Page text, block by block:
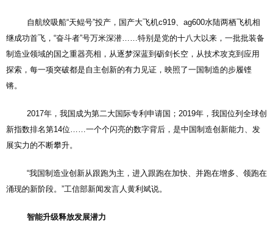
自航绞吸船“天鲲号”投产，国产大飞机c919、ag600水陆两栖飞机相
继成功首飞，“奋斗者”号万米深潜……特别是党的十八大以来，一批批装备
制造业领域的国之重器亮相，从逐梦深蓝到砺剑长空，从技术攻克到应用
探索，每一项突破都是自主创新的有力见证，映照了一国制造的步履铿
锵。
2017年，我国成为第二大国际专利申请国；2019年，我国位列全球创
新指数排名第14位……一个个闪亮的数字背后，是中国制造创新能力、发
展实力的不断攀升。
“我国制造业创新从跟跑为主，进入跟跑在加快、并跑在增多、领跑在
涌现的新阶段。”工信部新闻发言人黄利斌说。
智能升级释放发展潜力